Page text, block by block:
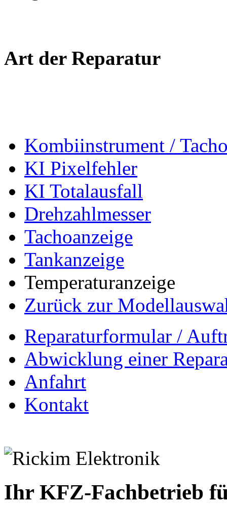
Art der Reparatur
Kombiinstrument /
KI Pixelfehler
KI Totalausfall
Drehzahlmesser
Tachoanzeige
Tankanzeige
Temperaturanzeige
Zurück zur
Reparaturformular /
Abwicklung einer
Anfahrt
Kontakt
Ihr KFZ-Fachbetrieb